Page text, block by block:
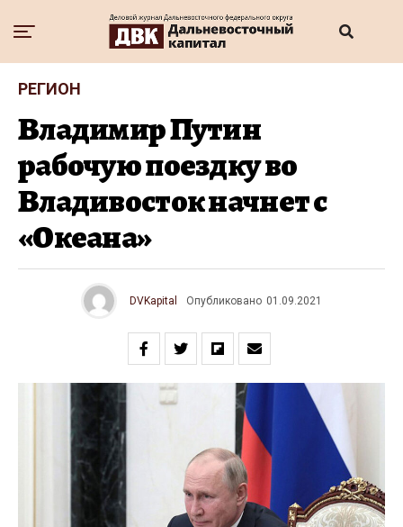
РЕГИОН
Владимир Путин
рабочую поездку во
Владивосток начнет с
«Океана»
DVKapital Опубликовано 01.09.2021